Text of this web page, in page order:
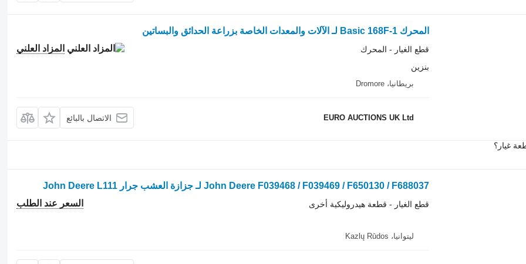
المحرك Basic 168F-1 لـ الآلات والمعدات الخاصة بزراعة الحدائق والبساتين
المزاد العلني
قطع الغيار - المحرك
بنزين
بريطانيا، Dromore
EURO AUCTIONS UK Ltd الاتصال بالبائع
غيار؟
John Deere F039468 / F039469 / F650130 / F688037 لـ جزازة العشب جرار John Deere L111
السعر عند الطلب
قطع الغيار - قطعة هيدروليكية أخرى
ليتوانيا، Kazlų Rūdos